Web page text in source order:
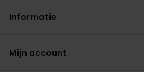
Informatie
Mijn account